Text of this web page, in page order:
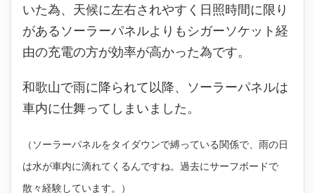
いた為、天候に左右されやすく日照時間に限り
があるソーラーパネルよりもシガーソケット経
由の充電の方が効率が高かった為です。
和歌山で雨に降られて以降、ソーラーパネルは
車内に仕舞ってしまいました。
（ソーラーパネルをタイダウンで縛っている関係で、雨の日
は水が車内に滴れてくるんですね。過去にサーフボードで
散々経験しています。）